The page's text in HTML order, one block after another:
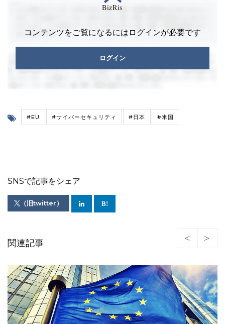
コンテンツをご覧になるにはログインが必要です
ログイン
#EU #サイバーセキュリティ #日本 #米国
SNSで記事をシェア
（旧twitter）
関連記事